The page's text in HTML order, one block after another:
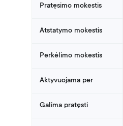
Pratęsimo mokestis
Atstatymo mokestis
Perkėlimo mokestis
Aktyvuojama per
Galima pratęsti